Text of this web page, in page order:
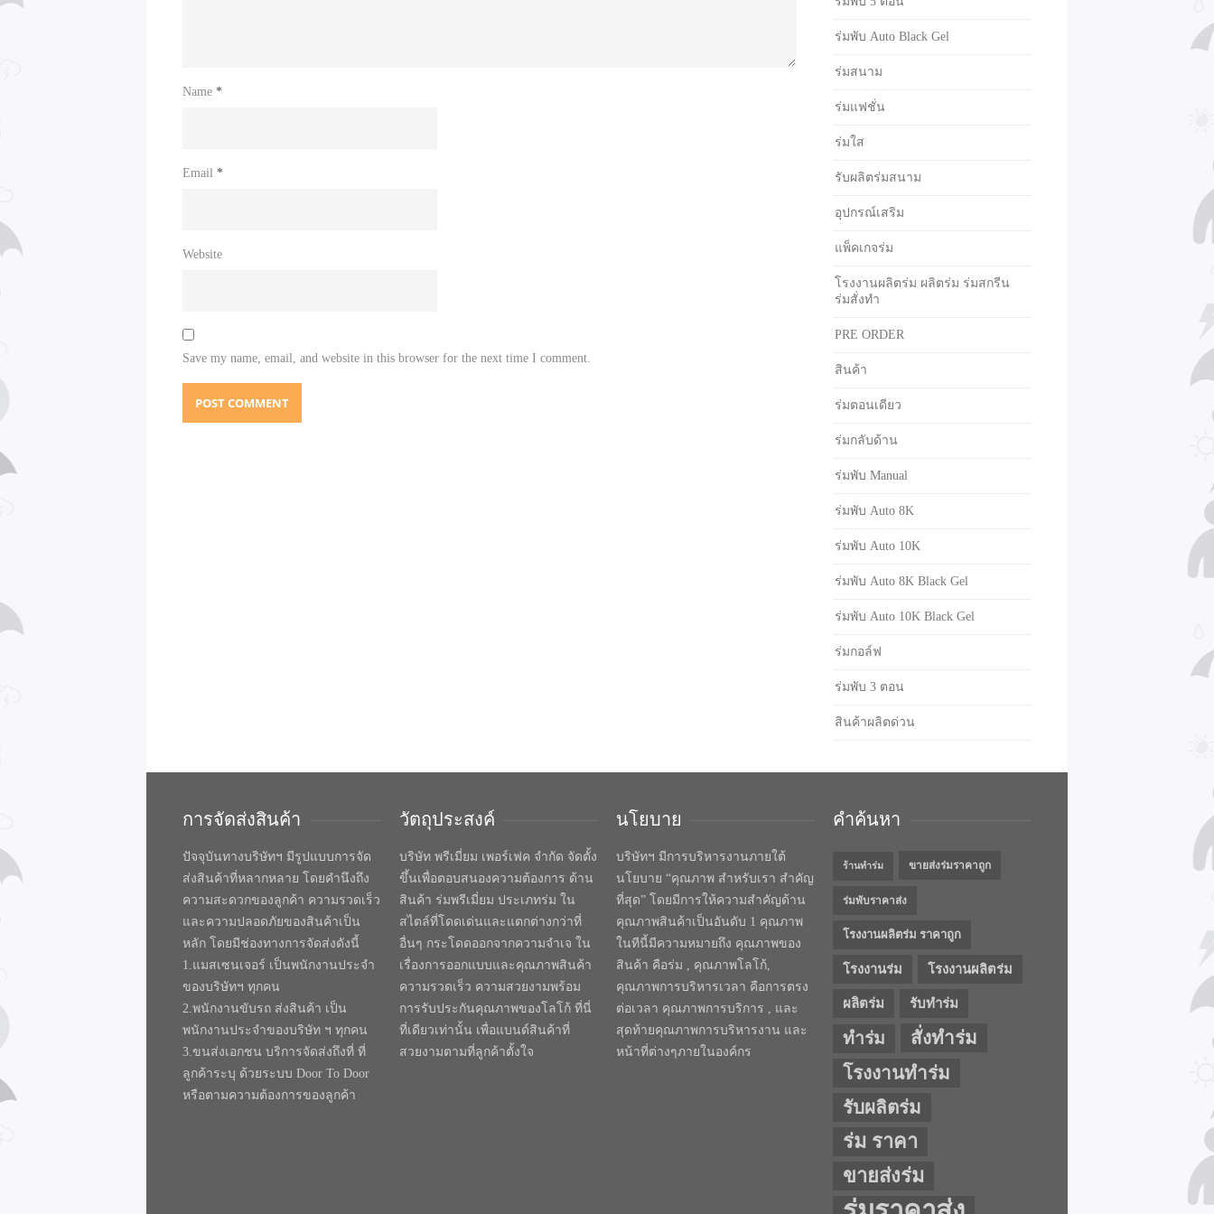
Name *
Email *
Website
Save my name, email, and website in this browser for the next time I comment.
ร่มพับ Auto Black Gel
ร่มสนาม
ร่มแฟชั่น
ร่มใส
รับผลิตร่มสนาม
อุปกรณ์เสริม
แพ็คเกจร่ม
โรงงานผลิตร่ม ผลิตร่ม ร่มสกรีน
ร่มสั่งทำ
PRE ORDER
สินค้า
ร่มตอนเดียว
ร่มกลับด้าน
ร่มพับ Manual
ร่มพับ Auto 8K
ร่มพับ Auto 10K
ร่มพับ Auto 8K Black Gel
ร่มพับ Auto 10K Black Gel
ร่มกอล์ฟ
ร่มพับ 3 ตอน
สินค้าผลิตด่วน
การจัดส่งสินค้า
ปัจจุบันทางบริษัทฯ มีรูปแบบการจัด
ส่งสินค้าที่หลากหลาย โดยคำนึงถึง
ความสะดวกของลูกค้า ความรวดเร็ว
และความปลอดภัยของสินค้าเป็น
หลัก โดยมีช่องทางการจัดส่งดังนี้
1.แมสเซนเจอร์ เป็นพนักงานประจำ
ของบริษัทฯ ทุกคน
2.พนักงานขับรถ ส่งสินค้า เป็น
พนักงานประจำของบริษัท ฯ ทุกคน
3.ขนส่งเอกชน บริการจัดส่งถึงที่ ที่
ลูกค้าระบุ ด้วยระบบ Door To Door
หรือตามความต้องการของลูกค้า
วัตถุประสงค์
บริษัท พรีเมี่ยม เพอร์เฟค จำกัด จัดตั้ง
ขึ้นเพื่อตอบสนองความต้องการ ด้าน
สินค้า ร่มพรีเมี่ยม ประเภทร่ม ใน
สไตล์ที่โดดเด่นและแตกต่างกว่าที่
อื่นๆ กระโดดออกจากความจำเจ ใน
เรื่องการออกแบบและคุณภาพสินค้า
ความรวดเร็ว ความสวยงามพร้อม
การรับประกันคุณภาพของโลโก้ ที่นี่
ที่เดียวเท่านั้น เพื่อแบนด์สินค้าที่
สวยงามตามที่ลูกค้าตั้งใจ
นโยบาย
บริษัทฯ มีการบริหารงานภายใต้
นโยบาย “คุณภาพ สำหรับเรา สำคัญ
ที่สุด” โดยมีการให้ความสำคัญด้าน
คุณภาพสินค้าเป็นอันดับ 1 คุณภาพ
ในทีนี้มีความหมายถึง คุณภาพของ
สินค้า คือร่ม , คุณภาพโลโก้,
คุณภาพการบริหารเวลา คือการตรง
ต่อเวลา คุณภาพการบริการ , และ
สุดท้ายคุณภาพการบริหารงาน และ
หน้าที่ต่างๆภายในองค์กร
คำค้นหา
ร้านทำร่ม ขายส่งร่มราคาถูก
ร่มพับราคาส่ง
โรงงานผลิตร่ม ราคาถูก
โรงงานร่ม โรงงานผลิตร่ม
ผลิตร่ม รับทำร่ม
ทำร่ม
สั่งทำร่ม
โรงงานทำร่ม
รับผลิตร่ม
ร่ม ราคา
ขายส่งร่ม